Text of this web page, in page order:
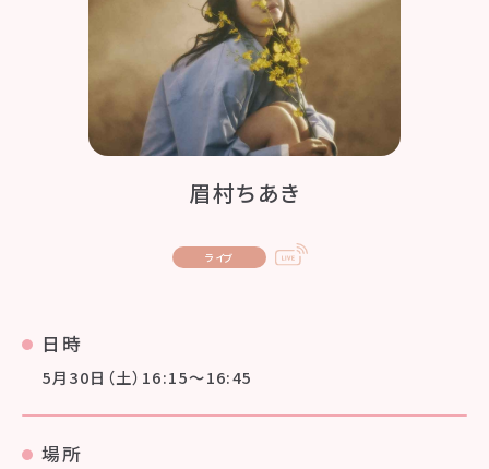
眉村ちあき
ライブ
日時
5月30日（土）16:15～16:45
場所